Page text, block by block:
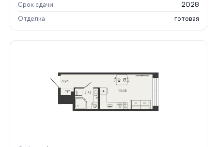
Срок сдачи
2028
Отделка
готовая